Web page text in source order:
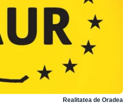
Realitatea de Oradea